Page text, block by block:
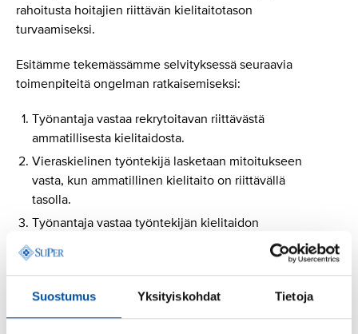
Suostumus Yksityiskohdat Tietoja
rahoitusta hoitajien riittävän kielitaitotason
turvaamiseksi.
Esitämme tekemässämme selvityksessä seuraavia
toimenpiteitä ongelman ratkaisemiseksi:
Työnantaja vastaa rekrytoitavan riittävästä
ammatillisesta kielitaidosta.
Vieraskielinen työntekijä lasketaan mitoitukseen
vasta, kun ammatillinen kielitaito on riittävällä
tasolla.
Työnantaja vastaa työntekijän kielitaidon
Työnantaja ottaa vakavasti jokaisen kielitaidosta
käydään läpi ja siitä opitaan.